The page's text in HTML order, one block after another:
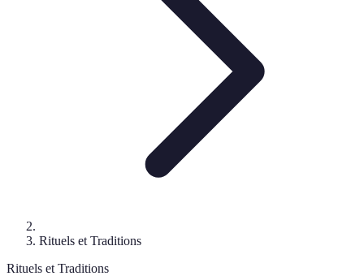
Rituels et Traditions
Rituels et Traditions